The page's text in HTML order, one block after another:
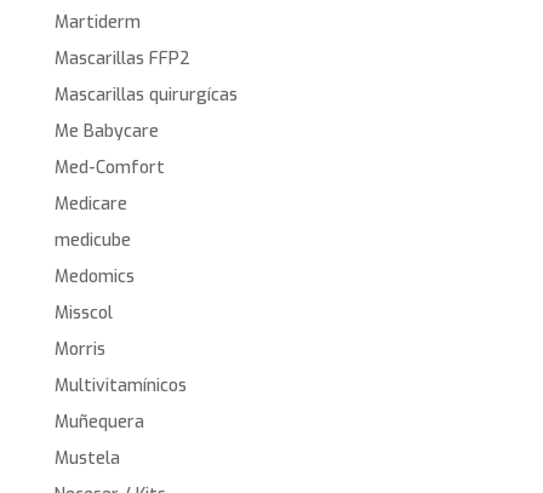
Martiderm
Mascarillas FFP2
Mascarillas quirurgícas
Me Babycare
Med-Comfort
Medicare
medicube
Medomics
Misscol
Morris
Multivitamínicos
Muñequera
Mustela